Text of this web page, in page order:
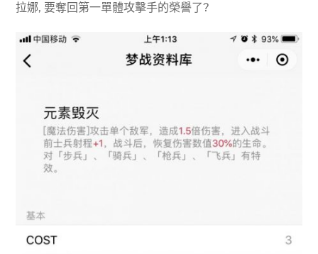
拉娜, 要奪回第一單體攻擊手的榮譽了?